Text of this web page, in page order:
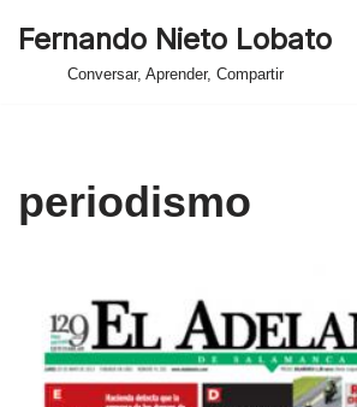
Fernando Nieto Lobato
Conversar, Aprender, Compartir
periodismo